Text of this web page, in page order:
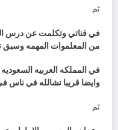
ثم
في قناتي وتكلمت عن درس
من المعلموات المهمه وسبق
في المملكه العربيه
وايضا قريبا نشالله في ناس
ثم